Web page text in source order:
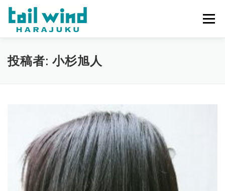
メニュー
ホーム ご予約 最新情報
投稿者: 小杉旭人